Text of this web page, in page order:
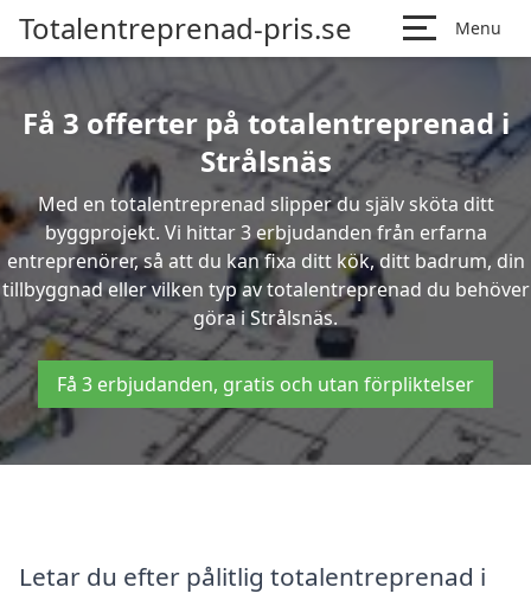
Totalentreprenad-pris.se Menu
Få 3 offerter på totalentreprenad i
Strålsnäs
Med en totalentreprenad slipper du själv sköta ditt
byggprojekt. Vi hittar 3 erbjudanden från erfarna
entreprenörer, så att du kan fixa ditt kök, ditt badrum, din
tillbyggnad eller vilken typ av totalentreprenad du behöver
göra i Strålsnäs.
Få 3 erbjudanden, gratis och utan förpliktelser
Letar du efter pålitlig totalentreprenad i